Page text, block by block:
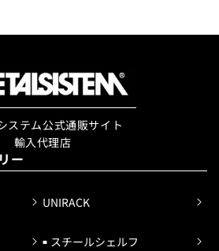
ステム公式通販サイト
輸入代理店
ー
UNIRACK
スチールシェルフ